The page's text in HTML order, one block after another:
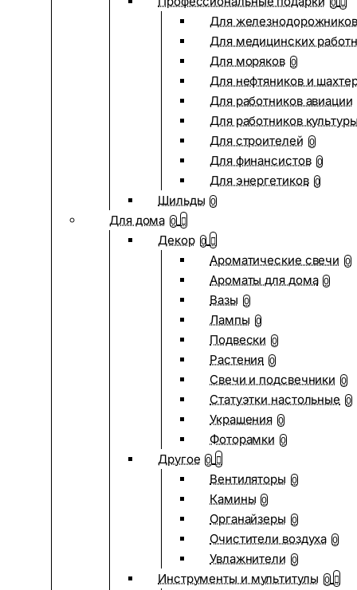
0
Для железнодорожников
Для медицинских
Для моряков 0
Для нефтяников и
Для работников авиации
Для работников
Для строителей 0
Для финансистов 0
Для энергетиков 0
Шильды 0
Для дома 0
Декор 0
Ароматические свечи 0
Ароматы для дома 0
Вазы 0
Лампы 0
Подвески 0
Растения 0
Свечи и подсвечники 0
Статуэтки настольные 0
Украшения 0
Фоторамки 0
Другое 0
Вентиляторы 0
Камины 0
Органайзеры 0
Очистители воздуха 0
Увлажнители 0
Инструменты и мультитулы 0